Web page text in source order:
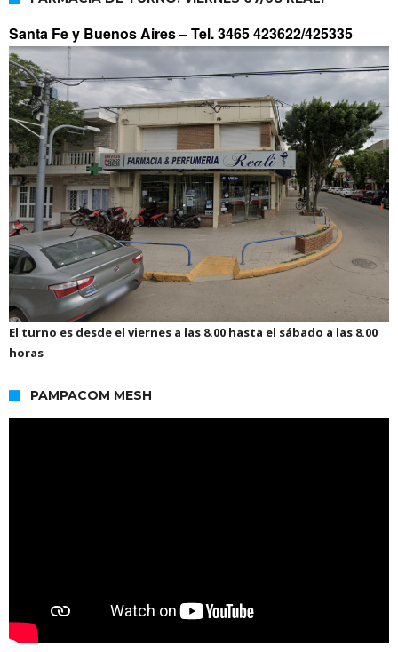
Santa Fe y Buenos Aires –Tel. 3465 423622/425335
El turno es desde el viernes a las 8.00 hasta el sábado a las 8.00
horas
PAMPACOM MESH